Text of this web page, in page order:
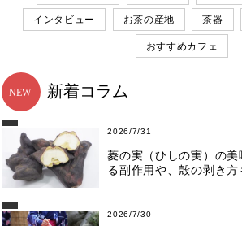
インタビュー お茶の産地 茶器
おすすめカフェ
新着コラム
2026/7/31
菱の実（ひしの実）の
る副作用や、殻の剥き方
2026/7/30